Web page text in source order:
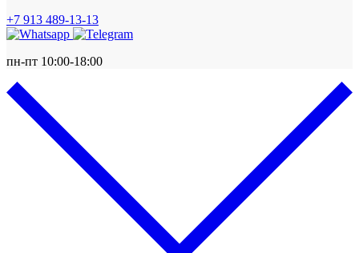
+7 913 489-13-13
пн-пт 10:00-18:00